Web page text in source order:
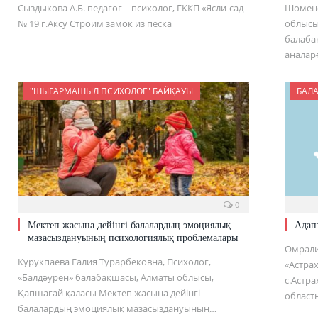
Сыздыкова А.Б. педагог – психолог, ГККП «Ясли-сад
№ 19 г.Аксу Строим замок из песка
"ШЫҒАРМАШЫЛ ПСИХОЛОГ" БАЙҚАУЫ
0
Мектеп жасына дейінгі балалардың эмоциялық
мазасыздануының психологиялық проблемалары
Курукпаева Ғалия Турарбековна, Психолог,
«Балдәурен» балабақшасы, Алматы облысы,
Қапшағай қаласы Мектеп жасына дейінгі
балалардың эмоциялық мазасыздануының…